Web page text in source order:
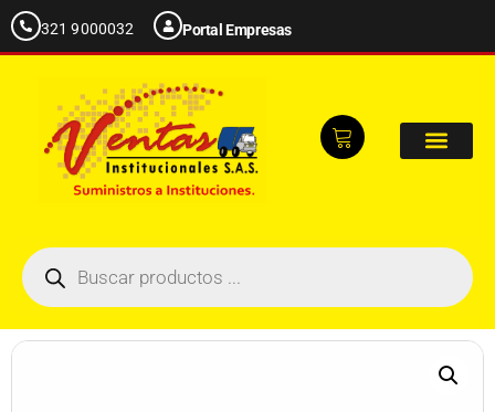
321 9000032 Portal Empresas